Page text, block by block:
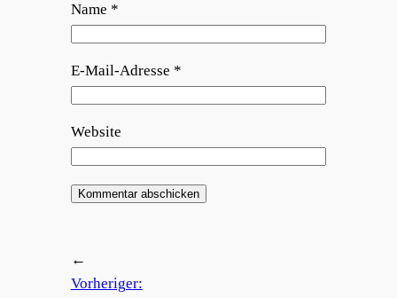
Name *
E-Mail-Adresse *
Website
←
Vorheriger: